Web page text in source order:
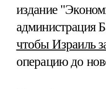
издание
администрация
чтобы Израиль
операцию до